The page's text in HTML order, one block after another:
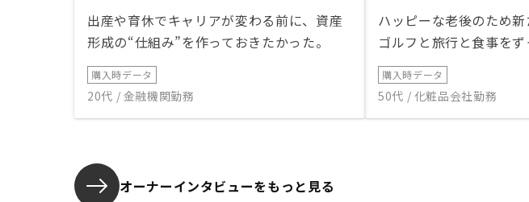
出産や育休でキャリアが変わる前に、資産
形成の“仕組み”を作っておきたかった。
購入時データ
20代 / 金融機関勤務
ハッピーな老後のため新
ゴルフと旅行と食事を
購入時データ
50代 / 化粧品会社勤務
オーナーインタビューをもっと見る